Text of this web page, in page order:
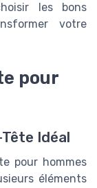
les bons
votre
pour
Idéal
pour hommes
éléments